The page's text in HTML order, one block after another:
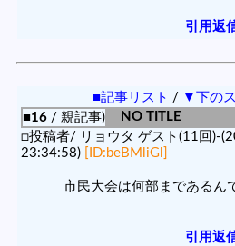
引用返
■記事リスト / ▼下の
■16 / 親記事)
NO TITLE
□投稿者/ リョウタ ゲスト(11回)-
23:34:58)
[ID:beBMliGl]
市民大会は何部まであるん
引用返